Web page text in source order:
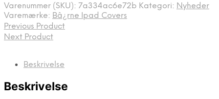
Varenummer (SKU): 7a334ac6e72b Kategori: Nyheder
Varemærke: Bâ¿rne Ipad Covers
Previous Product
Next Product
Beskrivelse
Beskrivelse